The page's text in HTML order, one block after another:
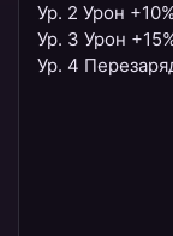
Ур. 2 Урон +10%
Ур. 3 Урон
Ур. 4